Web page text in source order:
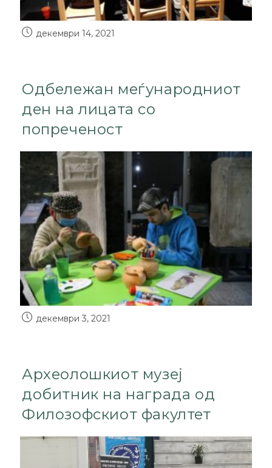
декември 14, 2021
Одбележан меѓународниот
ден на лицата со
попреченост
декември 3, 2021
Археолошкиот музеј
добитник на награда од
Филозофскиот факултет